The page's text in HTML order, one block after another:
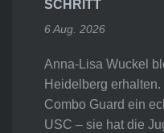
SCHRITT
6 Aug. 2026
Anna-Lisa Wuckel
Heidelberg
Combo Guard ein
USC – sie hat die